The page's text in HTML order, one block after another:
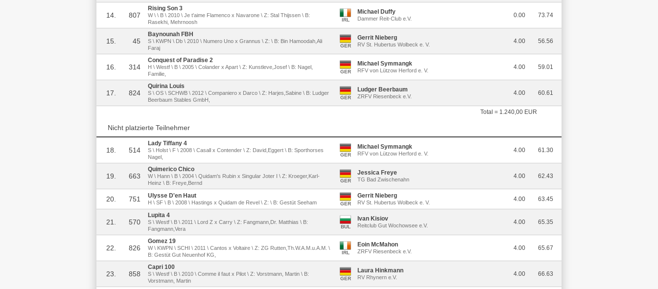
14. 807
Rising Son 3
W \ \ B \ 2010 \ Je t'aime Flamenco x Navarone \ Z: Stal Thijssen \ B:
Rasekhi, Mehrnoosh
IRL
Michael Duffy
Dammer Reit-Club e.V. 0.00 73.74
15. 45
Baynounah FBH
S \ KWPN \ Db \ 2010 \ Numero Uno x Grannus \ Z: \ B: Bin Hamoodah,Ali
Faraj
GER
Gerrit Nieberg
RV St. Hubertus Wolbeck e. V. 4.00 56.56
16. 314
Conquest of Paradise 2
H \ Westf \ B \ 2005 \ Colander x Apart \ Z: Kunstleve,Josef \ B: Nagel,
Familie,
GER
Michael Symmangk
RFV von Lützow Herford e. V. 4.00 59.01
17. 824
Quirina Louis
S \ OS \ SCHWB \ 2012 \ Companiero x Darco \ Z: Harjes,Sabine \ B: Ludger
Beerbaum Stables GmbH,
GER
Ludger Beerbaum
ZRFV Riesenbeck e.V. 4.00 60.61
Total = 1.240,00 EUR
Nicht platzierte Teilnehmer
18. 514
Lady Tiffany 4
S \ Holst \ F \ 2008 \ Casall x Contender \ Z: David,Eggert \ B: Sporthorses
Nagel,
GER
Michael Symmangk
RFV von Lützow Herford e. V. 4.00 61.30
19. 663
Quimerico Chico
W \ Hann \ B \ 2004 \ Quidam's Rubin x Singular Joter I \ Z: Kroeger,Karl-
Heinz \ B: Freye,Bernd
GER
Jessica Freye
TG Bad Zwischenahn 4.00 62.43
20. 751 Ulysse D'en Haut
H \ SF \ B \ 2008 \ Hastings x Quidam de Revel \ Z: \ B: Gestüt Seeham GER
Gerrit Nieberg
RV St. Hubertus Wolbeck e. V. 4.00 63.45
21. 570
Lupita 4
S \ Westf \ B \ 2011 \ Lord Z x Carry \ Z: Fangmann,Dr. Matthias \ B:
Fangmann,Vera
BUL
Ivan Kisiov
Reitclub Gut Wochowsee e.V. 4.00 65.35
22. 826
Gomez 19
W \ KWPN \ SCHI \ 2011 \ Cantos x Voltaire \ Z: ZG Rutten,Th.W.A.M.u.A.M. \
B: Gestüt Gut Neuenhof KG,
IRL
Eoin McMahon
ZRFV Riesenbeck e.V. 4.00 65.67
23. 858
Capri 100
S \ Westf \ B \ 2010 \ Comme il faut x Pilot \ Z: Vorstmann, Martin \ B:
Vorstmann, Martin
GER
Laura Hinkmann
RV Rhynern e.V. 4.00 66.63